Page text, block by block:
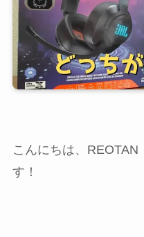
こんにちは、REOTAN
す！